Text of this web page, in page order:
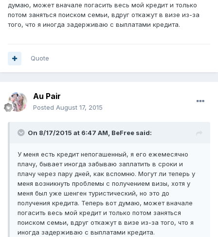
думаю, может вначале погасить весь мой кредит и только
потом заняться поиском семьи, вдруг откажут в визе из-за
того, что я иногда задерживаю с выплатами кредита.
Quote
Au Pair
Posted August 17, 2015
On 8/17/2015 at 6:47 AM, BeFree said:
У меня есть кредит непогашенный, я его ежемесячно
плачу, бывает иногда забываю заплатить в сроки и
плачу через пару дней, как вспомню. Могут ли теперь у
меня возникнуть проблемы с получением визы, хотя у
меня был уже шенген туристический, но это до
получения кредита. Теперь вот думаю, может вначале
погасить весь мой кредит и только потом заняться
поиском семьи, вдруг откажут в визе из-за того, что я
иногда задерживаю с выплатами кредита.